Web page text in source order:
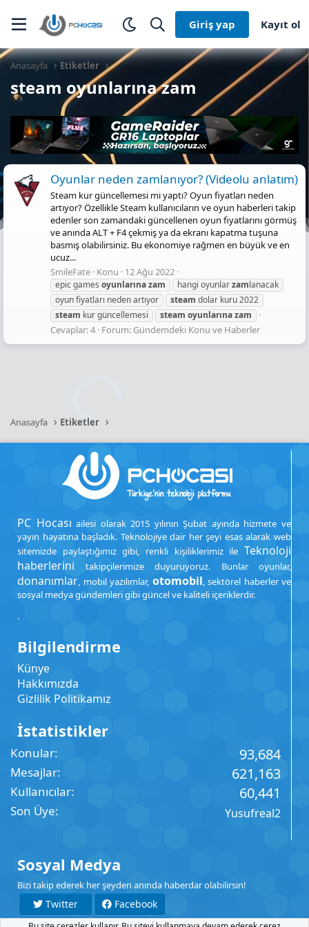
Giriş yap Kayıt ol
Anasayfa Etiketler
steam oyunlarına zam
Oyunlar neden zamlanıyor? (Videolu anlatım)
Steam kur güncellemesi mi yaptı? Oyun fiyatları neden
artıyor? Özellikle Steam kullanıcıların ve oyun haberleri takip
edenler son zamandaki güncellenen oyun fiyatlarını görmüş
ve anında ALT + F4 çekmiş ya da ekranı kapatma tuşuna
basmış olabilirsiniz. Bu ekonomiye rağmen en büyük ve en
ucuz...
SmileFate Konu 12 Ağu 2022
epic games oyunlarınazam hangi oyunlarzamlanacak
oyun fiyatları neden artıyor
steam dolar kuru 2022
steam kur güncellemesi steam oyunlarınazam
Cevaplar: 4 Forum: Gündemdeki Konu ve Haberler
Anasayfa Etiketler
PC Hocası ailesi olarak 2015 yılının Şubat ayında hizmete ve
yayın hayatına başladık. Teknolojiye dair her şeyi esas alarak web
sitemizde paylaştığımız gibi, renkli kişiliklerimiz ile Teknoloji
haberlerini takipçilerimize duyuruyoruz. Bunlar oyunlar,
donanımlar, mobil yazılımlar, otomobil, sektörel haberler ve
sosyal medya gündemleri gibi güncel ve kaliteli içeriklerdir.
.
Bilgilendirme
Künye
Hakkımızda
Gizlilik Politikamız
İstatistikler
Konular 93,684
Mesajlar 621,163
Kullanıcılar 60,441
Son Üye Yusufreal2
Sosyal Medya
Bizi takip ederek her şeyden anında haberdar olabilirsin!
Twitter
Facebook